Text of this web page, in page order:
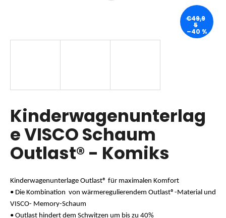
Kinderwagenunterlag
e VISCO Schaum
Outlast® - Komiks
Kinderwagenunterlage Outlast® für maximalen Komfort
• Die Kombination von wärmeregulierendem Outlast®-Material und
VISCO- Memory-Schaum
• Outlast hindert dem Schwitzen um bis zu 40%
€49,9
5
–40 %
SUCHEN
i
e
m
p
f
e
l
e
n